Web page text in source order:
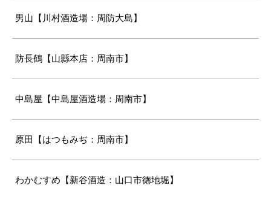
男山【川村酒造場：周防大島】
防長鶴【山縣本店：周南市】
中島屋【中島屋酒造場：周南市】
原田【はつもみぢ：周南市】
わかむすめ【新谷酒造：山口市徳地堀】